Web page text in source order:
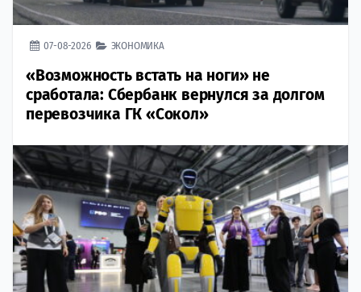
07-08-2026 ЭКОНОМИКА
«Возможность встать на ноги» не
сработала: Сбербанк вернулся за долгом
перевозчика ГК «Сокол»